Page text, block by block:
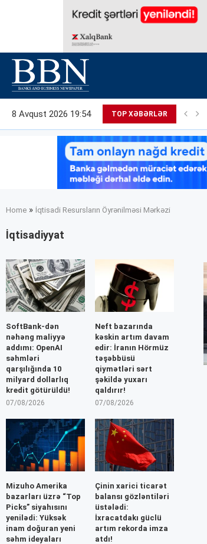
8 Avqust 2026 19:54 TOP XƏBƏRLƏR
Home » İqtisadi Resursların Öyrənilməsi Mərkəzi
İqtisadiyyat
SoftBank-dən
nəhəng maliyyə
addımı: OpenAI
səhmləri
qarşılığında 10
milyard dollarlıq
kredit götürüldü!
07/08/2026
Neft bazarında
kəskin artım davam
edir: İranın Hörmüz
təşəbbüsü
qiymətləri sərt
şəkildə yuxarı
qaldırır!
07/08/2026
Mizuho Amerika
bazarları üzrə “Top
Picks” siyahısını
yenilədi: Yüksək
inam doğuran yeni
səhm ideyaları
Çinin xarici ticarət
balansı gözləntiləri
üstələdi:
İxracatdakı güclü
artım rekorda imza
atdı!